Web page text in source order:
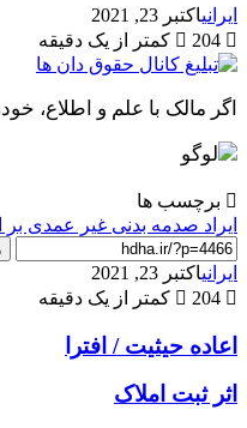
ایرانیاکتبر 23, 2021
204
کمتر از یک دقیقه
اگر مالک با علم و اطلاع،
برچسب ها
ایراد صدمه بدنی غیر عمدی بر
ایرانیاکتبر 23, 2021
204
کمتر از یک دقیقه
اعاده حیثیت / افترا
اثر ثبت املاک